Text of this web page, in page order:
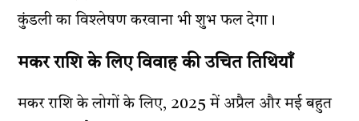
कुंडली का विश्लेषण करवाना भी शुभ फल देगा।
मकर राशि के लिए विवाह की उचित तिथियाँ
मकर राशि के लोगों के लिए, 2025 में अप्रैल और मई बहुत